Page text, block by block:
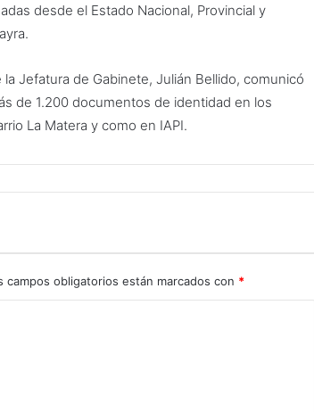
desde el Estado Nacional, Provincial y
Jefatura de Gabinete, Julián Bellido, comunicó
de 1.200 documentos de identidad en los
La Matera y como en IAPI.
campos obligatorios están marcados con *